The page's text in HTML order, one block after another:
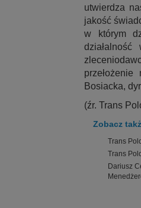
utwierdza
jakość
w którym
Bosiacka,
(źr. Trans
Zobacz
Trans
Trans
Dariusz